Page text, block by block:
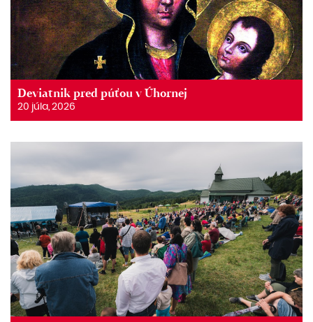
Deviatnik pred púťou v Úhornej
20 júla, 2026